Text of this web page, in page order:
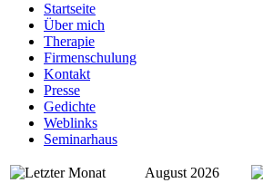
Startseite
Über mich
Therapie
Firmenschulung
Kontakt
Presse
Gedichte
Weblinks
Seminarhaus
August 2026